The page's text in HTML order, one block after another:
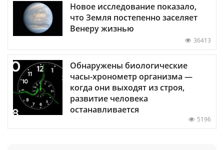
Новое исследование показало,
что Земля постепенно заселяет
Венеру жизнью
36413
Обнаружены биологические
часы-хронометр организма —
когда они выходят из строя,
развитие человека
останавливается
5196